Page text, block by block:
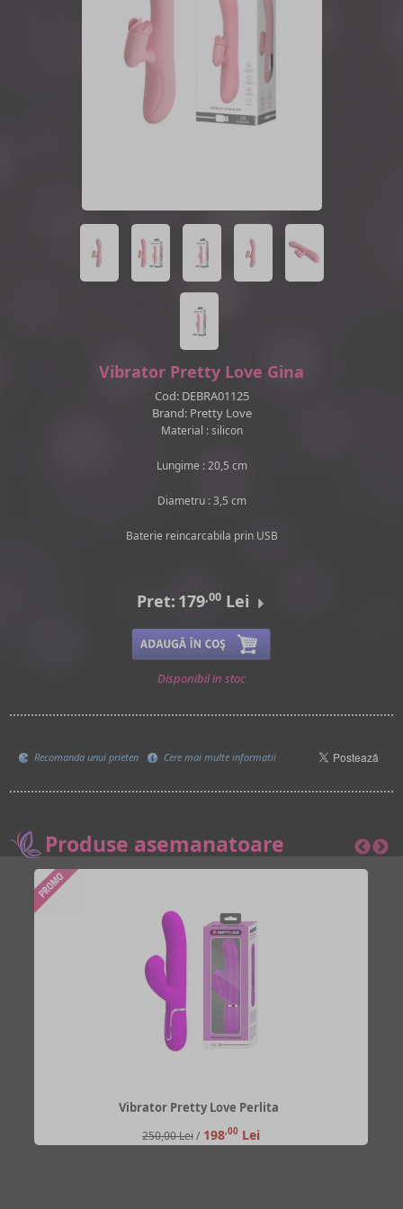
Vibrator Pretty Love Gina
Cod: DEBRA01125
Brand: Pretty Love
Material : silicon
Lungime : 20,5 cm
Diametru : 3,5 cm
Baterie reincarcabila prin USB
Pret: 179,00Lei
Disponibil in stoc
Recomanda unui prieten Cere mai multe informatii
Produse asemanatoare
Vibrator Pretty Love Perlita
250,00 Lei 198,00 Lei